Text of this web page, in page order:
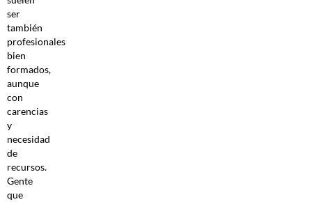
ser
también
profesionales
bien
formados,
aunque
con
carencias
y
necesidad
de
recursos.
Gente
que